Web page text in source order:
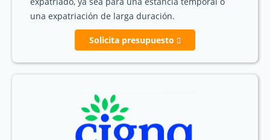
una expatriación de larga duración.
Solicita presupuesto